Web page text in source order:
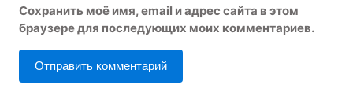
Сохранить моё имя, email и адрес сайта в этом
браузере для последующих моих комментариев.